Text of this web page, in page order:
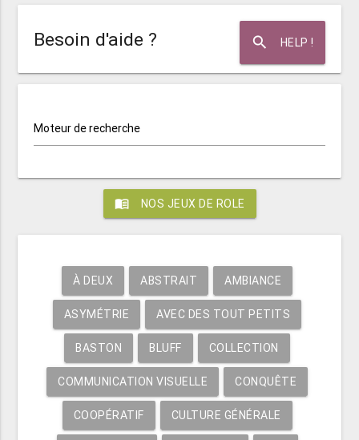
search HELP !
Besoin d'aide ?
Moteur de recherche
menu_book NOS JEUX DE ROLE
À DEUX ABSTRAIT AMBIANCE
ASYMÉTRIE AVEC DES TOUT PETITS
BASTON BLUFF COLLECTION
COMMUNICATION VISUELLE CONQUÊTE
COOPÉRATIF CULTURE GÉNÉRALE